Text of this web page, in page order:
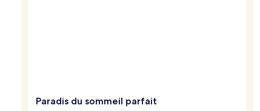
Paradis du sommeil parfait